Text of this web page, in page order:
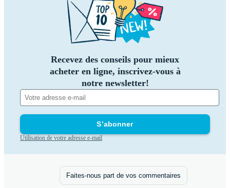
Recevez des conseils pour mieux
acheter en ligne, inscrivez-vous à
notre newsletter!
S’abonner
Utilisation de votre adresse e-mail
Faites-nous part de vos commentaires